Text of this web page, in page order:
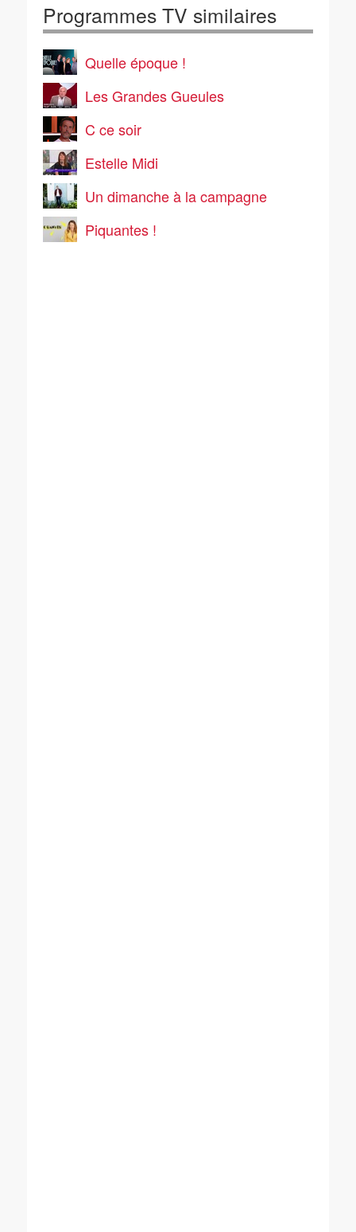
Programmes TV similaires
Quelle époque !
Les Grandes Gueules
C ce soir
Estelle Midi
Un dimanche à la campagne
Piquantes !